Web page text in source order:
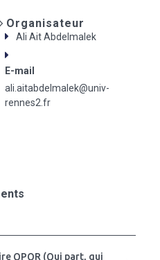
Organisateur
Ali Ait Abdelmalek
E-mail
ali.aitabdelmalek@univ-
rennes2.fr
QPQR (Qui part, qui